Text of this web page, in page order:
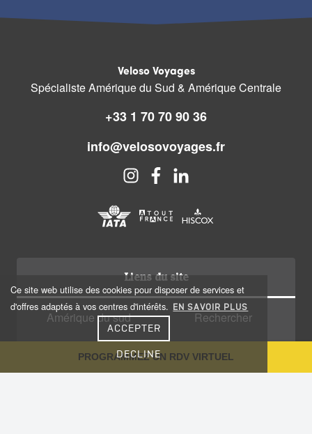
Ce site web utilise des cookies pour disposer de services et
d'offres adaptés à vos centres d'intérêts.
EN SAVOIR PLUS
DECLINE
ACCEPTER
PROGRAMMEZ UN RDV VIRTUEL
Veloso Voyages
Spécialiste Amérique du Sud & Amérique Centrale
+33 1 70 70 90 36
info@velosovoyages.fr
Liens du site
Amérique du sud
Amérique centrale
Caraïbes
Rechercher
Qui sommes nous?
Recrutement